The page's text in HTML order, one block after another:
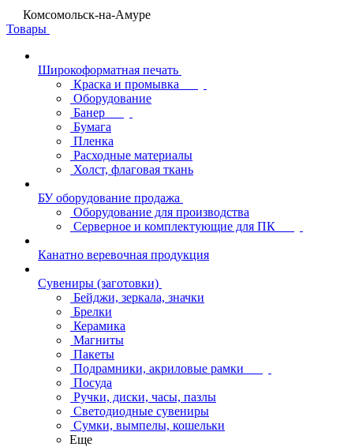
Комсомольск-на-Амуре
Товары
Широкоформатная печать
Краска и промывка
Оборудование
Банер
Бумага
Пленка
Расходные материалы
Холст, флаговая ткань
БУ оборудование продажа
Оборудование для производства
Серверное и комплектующие для ПК
Канатно веревочная продукция
Сувениры (заготовки)
Бейджи, зеркала, значки
Брелки
Керамика
Магниты
Пакеты
Подрамники, акриловые рамки
Посуда
Ручки, диски, часы, пазлы
Светодиодные сувениры
Сумки, вымпелы, кошельки
Еще